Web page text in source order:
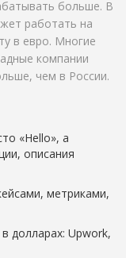
больше. В
работать на
в евро. Многие
компании
чем в России.
«Hello», а
описания
метриками,
долларах: Upwork,